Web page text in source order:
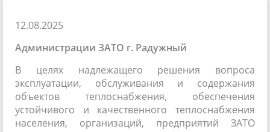
12.08.2025
Администрации ЗАТО г. Радужный
В целях надлежащего решения вопроса
эксплуатации, обслуживания и содержания
объектов теплоснабжения, обеспечения
устойчивого и качественного теплоснабжения
населения, организаций, предприятий ЗАТО